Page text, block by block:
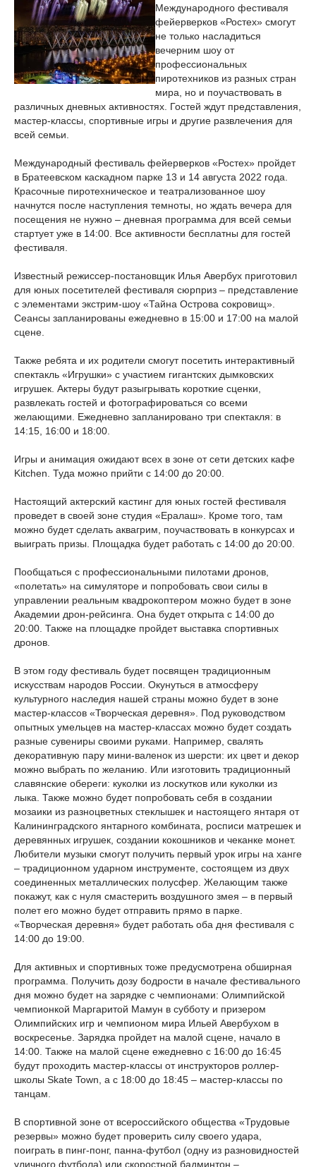
Международного фестиваля
фейерверков «Ростех» смогут
не только насладиться
вечерним шоу от
профессиональных
пиротехников из разных стран
мира, но и поучаствовать в
различных дневных активностях. Гостей ждут представления,
мастер-классы, спортивные игры и другие развлечения для
всей семьи.
Международный фестиваль фейерверков «Ростех» пройдет
в Братеевском каскадном парке 13 и 14 августа 2022 года.
Красочные пиротехническое и театрализованное шоу
начнутся после наступления темноты, но ждать вечера для
посещения не нужно – дневная программа для всей семьи
стартует уже в 14:00. Все активности бесплатны для гостей
фестиваля.
Известный режиссер-постановщик Илья Авербух приготовил
для юных посетителей фестиваля сюрприз – представление
с элементами экстрим-шоу «Тайна Острова сокровищ».
Сеансы запланированы ежедневно в 15:00 и 17:00 на малой
сцене.
Также ребята и их родители смогут посетить интерактивный
спектакль «Игрушки» с участием гигантских дымковских
игрушек. Актеры будут разыгрывать короткие сценки,
развлекать гостей и фотографироваться со всеми
желающими. Ежедневно запланировано три спектакля: в
14:15, 16:00 и 18:00.
Игры и анимация ожидают всех в зоне от сети детских кафе
Kitchen. Туда можно прийти с 14:00 до 20:00.
Настоящий актерский кастинг для юных гостей фестиваля
проведет в своей зоне студия «Ералаш». Кроме того, там
можно будет сделать аквагрим, поучаствовать в конкурсах и
выиграть призы. Площадка будет работать с 14:00 до 20:00.
Пообщаться с профессиональными пилотами дронов,
«полетать» на симуляторе и попробовать свои силы в
управлении реальным квадрокоптером можно будет в зоне
Академии дрон-рейсинга. Она будет открыта с 14:00 до
20:00. Также на площадке пройдет выставка спортивных
дронов.
В этом году фестиваль будет посвящен традиционным
искусствам народов России. Окунуться в атмосферу
культурного наследия нашей страны можно будет в зоне
мастер-классов «Творческая деревня». Под руководством
опытных умельцев на мастер-классах можно будет создать
разные сувениры своими руками. Например, свалять
декоративную пару мини-валенок из шерсти: их цвет и декор
можно выбрать по желанию. Или изготовить традиционный
славянские обереги: куколки из лоскутков или куколки из
лыка. Также можно будет попробовать себя в создании
мозаики из разноцветных стеклышек и настоящего янтаря от
Калининградского янтарного комбината, росписи матрешек и
деревянных игрушек, создании кокошников и чеканке монет.
Любители музыки смогут получить первый урок игры на ханге
– традиционном ударном инструменте, состоящем из двух
соединенных металлических полусфер. Желающим также
покажут, как с нуля смастерить воздушного змея – в первый
полет его можно будет отправить прямо в парке.
«Творческая деревня» будет работать оба дня фестиваля с
14:00 до 19:00.
Для активных и спортивных тоже предусмотрена обширная
программа. Получить дозу бодрости в начале фестивального
дня можно будет на зарядке с чемпионами: Олимпийской
чемпионкой Маргаритой Мамун в субботу и призером
Олимпийских игр и чемпионом мира Ильей Авербухом в
воскресенье. Зарядка пройдет на малой сцене, начало в
14:00. Также на малой сцене ежедневно с 16:00 до 16:45
будут проходить мастер-классы от инструкторов роллер-
школы Skate Town, а с 18:00 до 18:45 – мастер-классы по
танцам.
В спортивной зоне от всероссийского общества «Трудовые
резервы» можно будет проверить силу своего удара,
поиграть в пинг-понг, панна-футбол (одну из разновидностей
уличного футбола) или скоростной бадминтон –